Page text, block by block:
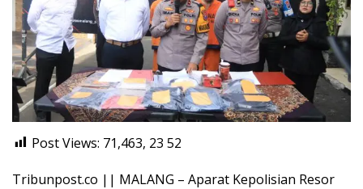
Post Views: 71,463, 23 52
Tribunpost.co || MALANG – Aparat Kepolisian Resor